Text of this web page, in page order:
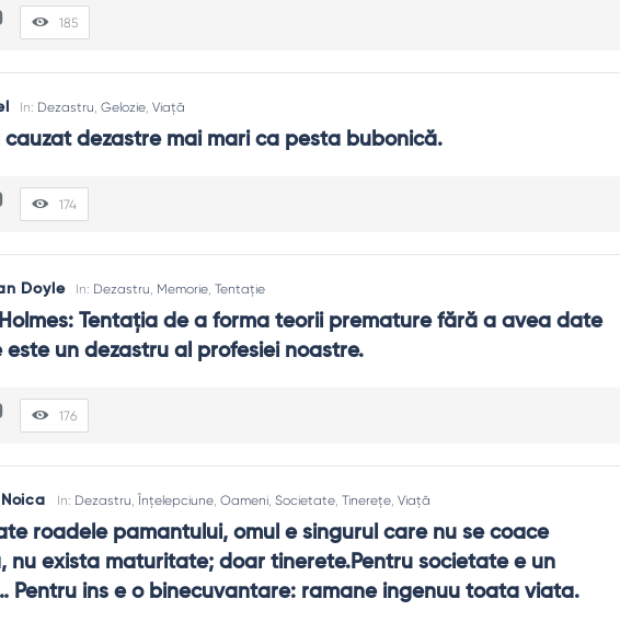
185
In: Dezastru,Gelozie,Viață
cauzat dezastre mai mari ca pesta bubonică.
174
Doyle In: Dezastru, Memorie,Tentație
Tentaţia de a forma teorii premature fără a avea date
este un dezastru al profesiei noastre.
176
In: Dezastru, Înțelepciune, Oameni, Societate, Tinerețe, Viață
roadele pamantului, omul e singurul care nu se coace
nu exista maturitate; doar tinerete.Pentru societate e un
Pentru ins e o binecuvantare: ramane ingenuu toata viata.